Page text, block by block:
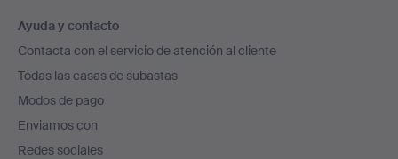
en
el
pie
de
página
Ayuda y contacto
Contacta con el servicio de atención al cliente
Todas las casas de subastas
Modos de pago
Enviamos con
Redes sociales